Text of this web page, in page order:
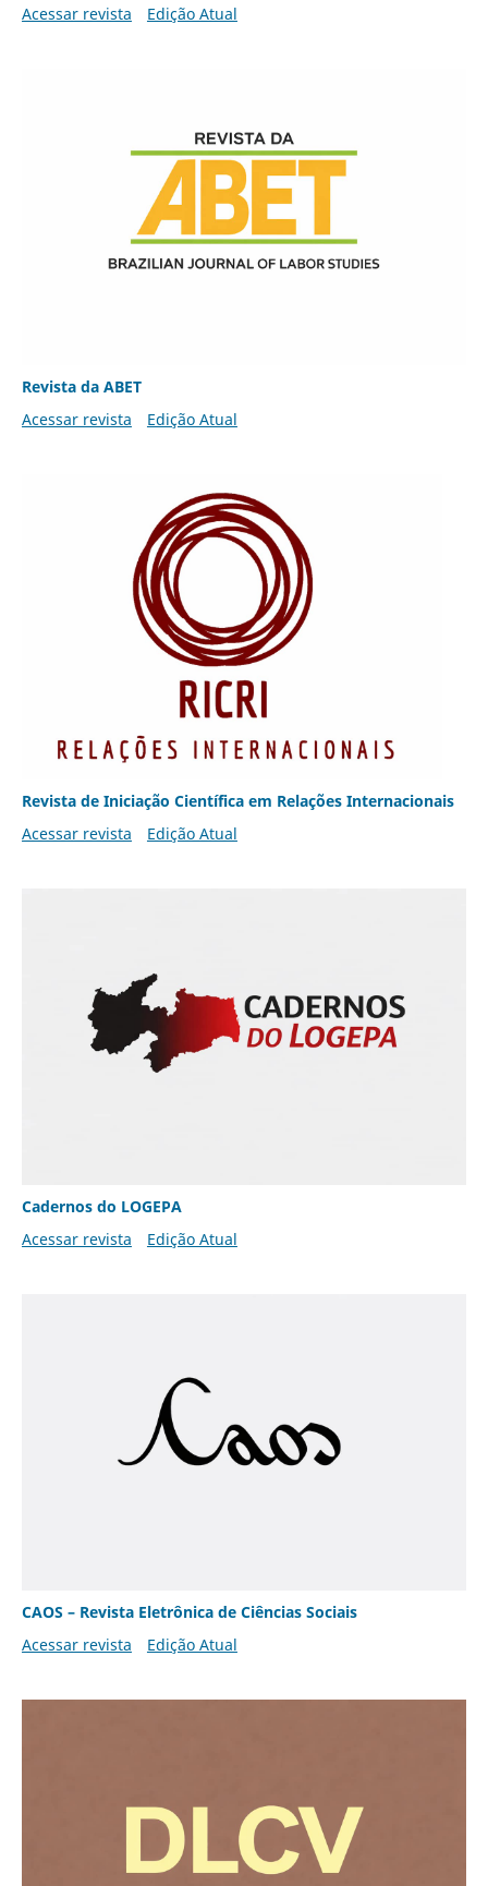
Acessar revista Edição Atual
Revista da ABET
Acessar revista
Edição Atual
Revista de Iniciação Científica em Relações Internacionais
Acessar revista
Edição Atual
Cadernos do LOGEPA
Acessar revista
Edição Atual
CAOS – Revista Eletrônica de Ciências Sociais
Acessar revista
Edição Atual